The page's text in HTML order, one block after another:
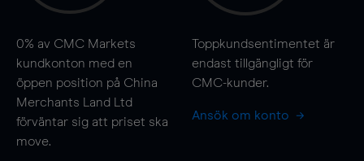
0% av CMC Markets
kundkonton med en
öppen position på China
Merchants Land Ltd
förväntar sig att priset ska
move.
Toppkundsentimentet är
endast tillgängligt för
CMC-kunder.
Ansök om konto